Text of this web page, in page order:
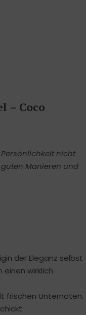
– Coco
nicht
Manieren und
der Eleganz selbst
einen wirklich
frischen Unternoten.